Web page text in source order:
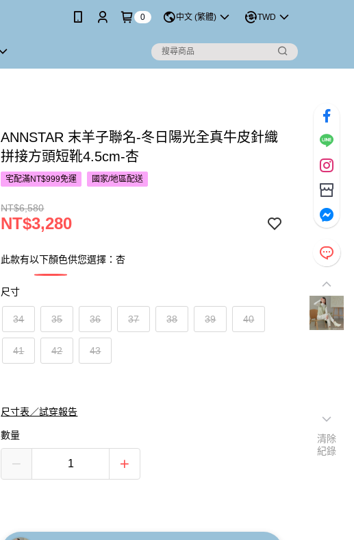
0 中文 (繁體) TWD
ANNSTAR 末羊子聯名-冬日陽光全真牛皮針織
拼接方頭短靴4.5cm-杏
宅配滿NT$999免運 國家/地區配送
NT$6,580
NT$3,280
此款有以下顏色供您選擇：杏
尺寸
34 35 36 37 38 39 40
41 42 43
尺寸表／試穿報告
數量
清除
紀錄